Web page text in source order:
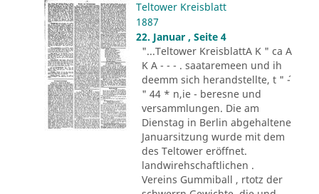
Teltower Kreisblatt
1887
22. Januar , Seite 4
"...Teltower KreisblattA K " ca A
K A - - - . saataremeen und ih
deemm sich herandstellte, t " ´-
" 44 * n,ie - beresne und
versammlungen. Die am
Dienstag in Berlin abgehaltene
Januarsitzung wurde mit dem
des Teltower eröffnet.
landwirehschaftlichen .
Vereins Gummiball , rtotz der